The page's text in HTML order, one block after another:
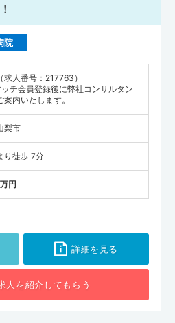
院
求人番号：217763）
チ会員登録後に弊社コンサルタン
案内いたします。
梨市
り徒歩 7分
円
詳細を見る
人を紹介してもらう